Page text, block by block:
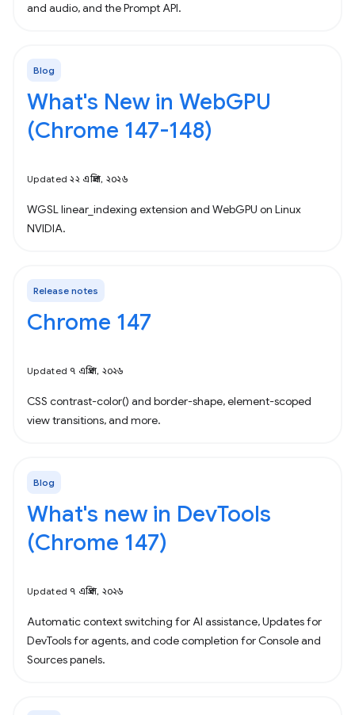
and audio, and the Prompt API.
Blog
What's New in WebGPU
(Chrome 147-148)
Updated ২২ এপ্রিল, ২০২৬
WGSL linear_indexing extension and WebGPU on Linux
NVIDIA.
Release notes
Chrome 147
Updated ৭ এপ্রিল, ২০২৬
CSS contrast-color() and border-shape, element-scoped
view transitions, and more.
Blog
What's new in DevTools
(Chrome 147)
Updated ৭ এপ্রিল, ২০২৬
Automatic context switching for AI assistance, Updates for
DevTools for agents, and code completion for Console and
Sources panels.